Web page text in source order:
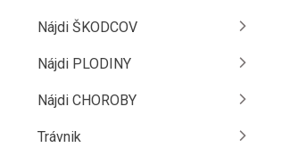
Nájdi ŠKODCOV
Nájdi PLODINY
Nájdi CHOROBY
Trávnik